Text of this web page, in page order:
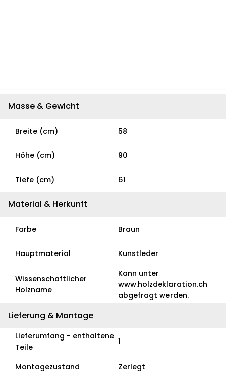
Masse & Gewicht
Breite (cm) 58
Höhe (cm) 90
Tiefe (cm) 61
Material & Herkunft
Farbe Braun
Hauptmaterial Kunstleder
Wissenschaftlicher
Holzname
Kann unter
www.holzdeklaration.ch
abgefragt werden.
Lieferung & Montage
Lieferumfang - enthaltene
Teile
1
Montagezustand Zerlegt